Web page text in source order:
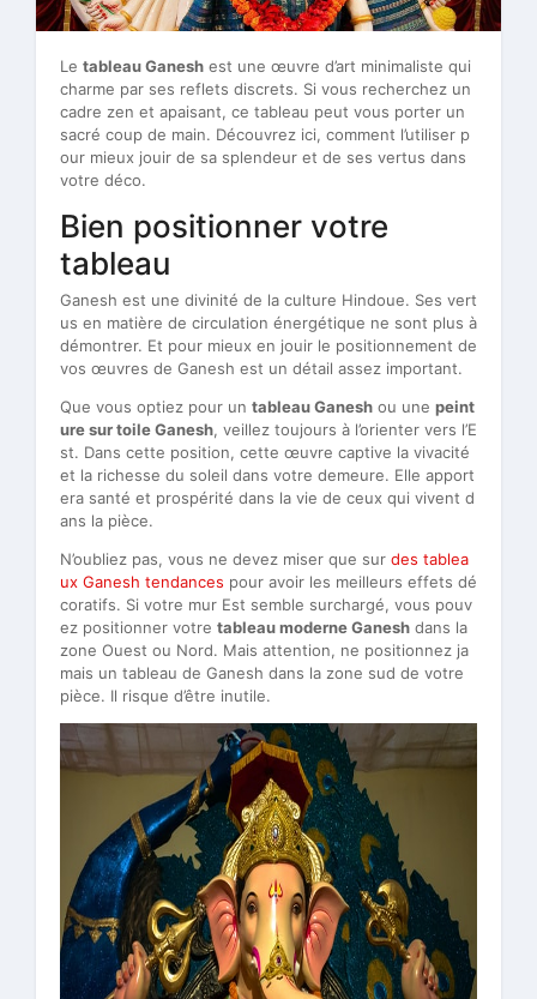
Le tableau Ganesh est une œuvre d’art minimaliste qui
charme par ses reflets discrets. Si vous recherchez un
cadre zen et apaisant, ce tableau peut vous porter un
sacré coup de main. Découvrez ici, comment l’utiliser p
our mieux jouir de sa splendeur et de ses vertus dans
votre déco.
Bien positionner votre
tableau
Ganesh est une divinité de la culture Hindoue. Ses vert
us en matière de circulation énergétique ne sont plus à
démontrer. Et pour mieux en jouir le positionnement de
vos œuvres de Ganesh est un détail assez important.
Que vous optiez pour un tableau Ganesh ou une peint
ure sur toile Ganesh, veillez toujours à l’orienter vers l’E
st. Dans cette position, cette œuvre captive la vivacité
et la richesse du soleil dans votre demeure. Elle apport
era santé et prospérité dans la vie de ceux qui vivent d
ans la pièce.
N’oubliez pas, vous ne devez miser que sur des tablea
ux Ganesh tendances pour avoir les meilleurs effets dé
coratifs. Si votre mur Est semble surchargé, vous pouv
ez positionner votre tableau moderne Ganesh dans la
zone Ouest ou Nord. Mais attention, ne positionnez ja
mais un tableau de Ganesh dans la zone sud de votre
pièce. Il risque d’être inutile.